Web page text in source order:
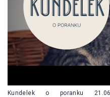
Kundelek o poranku